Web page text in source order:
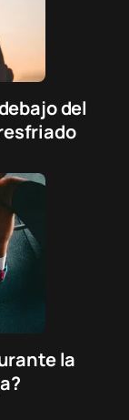
del
la